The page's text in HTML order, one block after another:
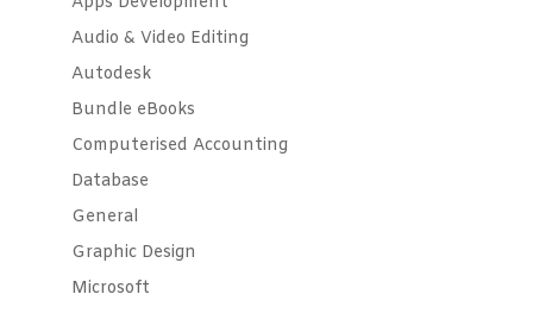
Audio & Video Editing
Autodesk
Bundle eBooks
Computerised Accounting
Database
General
Graphic Design
Microsoft